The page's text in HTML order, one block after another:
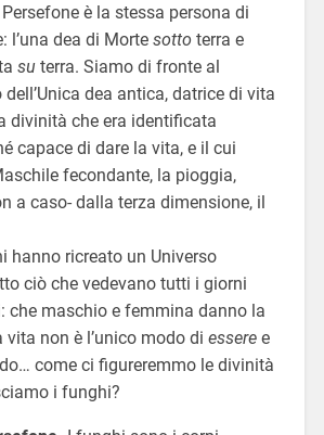
è la stessa persona di
l’una dea di Morte sotto terra e
suterra. Siamo di fronte al
dea antica, datrice di vita
divinità che era identificata
capace di dare la vita, e il cui
fecondante, la pioggia,
a caso- dalla terza dimensione, il
hanno ricreato un Universo
ciò che vedevano tutti i giorni
che maschio e femmina danno la
non è l’unico modo di esseree
come ci figureremmo le divinità
i funghi?